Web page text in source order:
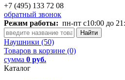
+7 (495) 133 72 08
обратный звонок
Режим работы: пн-пт с10:00 до
Наушники (50)
Товаров в корзине (0)
сумма 0 руб.
Каталог